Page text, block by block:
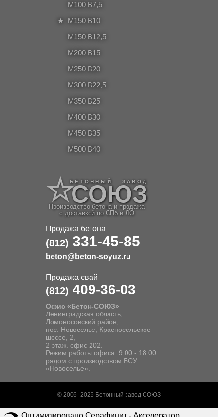
M100 B7,5
M150 B10
M150 B12,5
M200 B15
М250 В20
М300 В22,5
М350 В25
M400 B30
M450 B35
M500 B40
БЕТОННЫЙ ЗАВОД
СОЮЗ
Производство бетона и продажа
с доставкой по СПб и ЛО
Продажа бетона
(812) 331-45-85
beton@beton-soyuz.ru
Продажа свай
(812) 409-36-03
Офис «Бетон-СОЮЗ»
Ленинградская область,
Ломоносовский район,
пос. Новоселье, Красносельское
шоссе, 2,
2 этаж, офис 202.
Режим работы офиса: 9:00 - 18:00
рядом с производством БСУ
«Новоселье».
© 2006–2026 Бетонный завод СОЮЗ